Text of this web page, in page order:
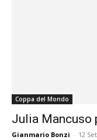
Coppa del Mondo
Julia Mancuso
Gianmario Bonzi - 12